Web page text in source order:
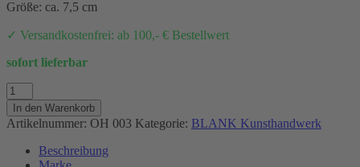
Größe: ca. 7,5 cm
✓ Versandkostenfrei: ab 100,- € Bestellwert
sofort lieferbar
Osterhase
mit
Becken
Menge
In den Warenkorb
Artikelnummer: OH 003 Kategorie: BLANK Kunsthandwerk
Beschreibung